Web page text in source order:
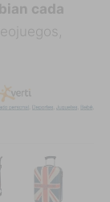
cada